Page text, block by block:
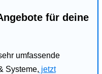
für deine
umfassende
Systeme, jetzt